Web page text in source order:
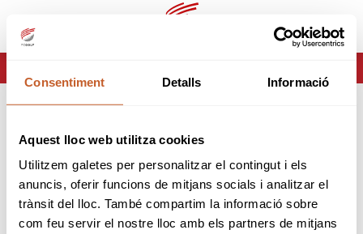
Consentiment Detalls Informació
Aquest lloc web utilitza cookies
Utilitzem galetes per personalitzar el contingut i els
anuncis, oferir funcions de mitjans socials i analitzar el
trànsit del lloc. També compartim la informació sobre
com feu servir el nostre lloc amb els partners de mitjans
es ca
Página no encontrada
Lo sentimos pero la página que estas buscando no
existe o ha cambiado.